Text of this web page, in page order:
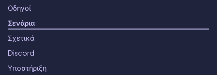
Οδηγοί
Σενάρια
Σχετικά
Discord
Υποστήριξη